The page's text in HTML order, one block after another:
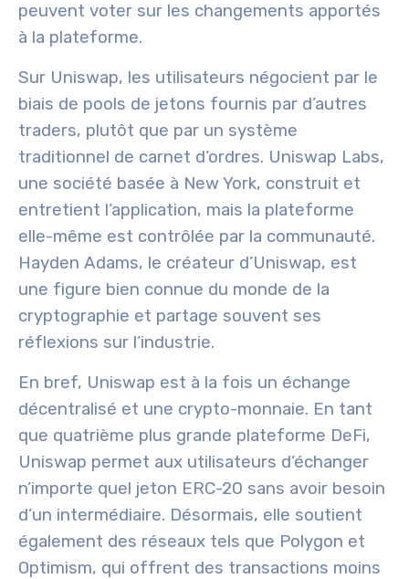
peuvent voter sur les changements apportés
à la plateforme.
Sur Uniswap, les utilisateurs négocient par le
biais de pools de jetons fournis par d’autres
traders, plutôt que par un système
traditionnel de carnet d’ordres. Uniswap Labs,
une société basée à New York, construit et
entretient l’application, mais la plateforme
elle-même est contrôlée par la communauté.
Hayden Adams, le créateur d’Uniswap, est
une figure bien connue du monde de la
cryptographie et partage souvent ses
réflexions sur l’industrie.
En bref, Uniswap est à la fois un échange
décentralisé et une crypto-monnaie. En tant
que quatrième plus grande plateforme DeFi,
Uniswap permet aux utilisateurs d’échanger
n’importe quel jeton ERC-20 sans avoir besoin
d’un intermédiaire. Désormais, elle soutient
également des réseaux tels que Polygon et
Optimism, qui offrent des transactions moins